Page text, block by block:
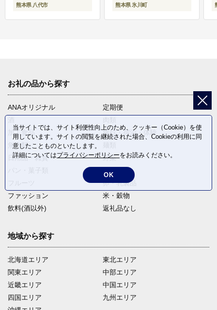
熊本県 八代市 熊本県 氷川町
お礼の品から探す
ANAオリジナル
定期便
加工食品
旅行・宿泊・体験
魚介類
日用品・雑貨
野菜
卵・乳製品
ファッション
米・穀物
飲料(酒以外)
返礼品なし
地域から探す
北海道エリア
関東エリア
近畿エリア
四国エリア
東北エリア
中部エリア
中国エリア
九州エリア
当サイトでは、サイト利便性向上のため、クッキー（Cookie）を使
用しています。サイトの閲覧を継続された場合、Cookieの利用に同
意したことものといたします。
詳細についてはプライバシーポリシーをお読みください。
OK